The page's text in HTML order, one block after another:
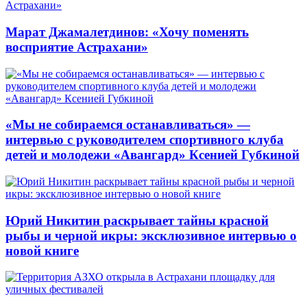
Марат Джамалетдинов: «Хочу поменять
восприятие Астрахани»
«Мы не собираемся останавливаться» —
интервью с руководителем спортивного клуба
детей и молодежи «Авангард» Ксенией Губкиной
Юрий Никитин раскрывает тайны красной
рыбы и черной икры: эксклюзивное интервью о
новой книге